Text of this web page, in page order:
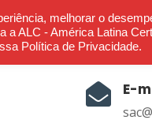
E-
melhorar o
a ALC - América Latina
Política de Privacidade.